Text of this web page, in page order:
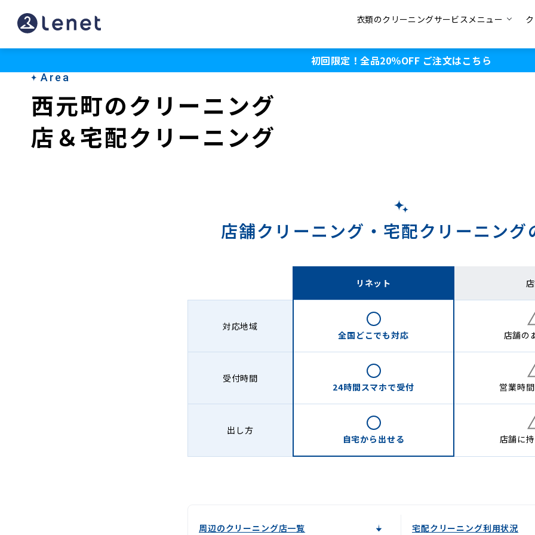
西
元
衣類のクリーニングサービスメニュー
初回限定！全品20％OFF ご注文はこちら
Area
西元町のクリーニング
店＆宅配クリーニング
店舗クリーニング・ 宅配クリーニング
リネット
対応地域
全国どこでも対応 店舗の
受付時間
24時間スマホで受付 営業時
出し方
自宅から 出せる 店舗に
周辺のクリーニング店一覧 宅配クリーニング利用状況